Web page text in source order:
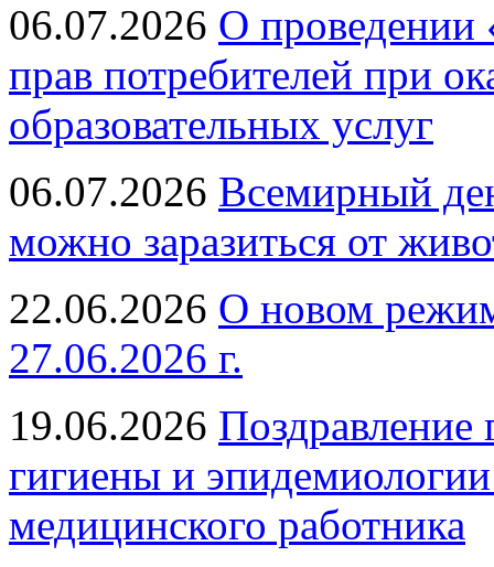
06.07.2026 О проведении
прав потребителей при
образовательных услуг
06.07.2026 Всемирный
можно заразиться от
22.06.2026 О новом
27.06.2026 г.
19.06.2026 Поздравление
гигиены и
медицинского работника